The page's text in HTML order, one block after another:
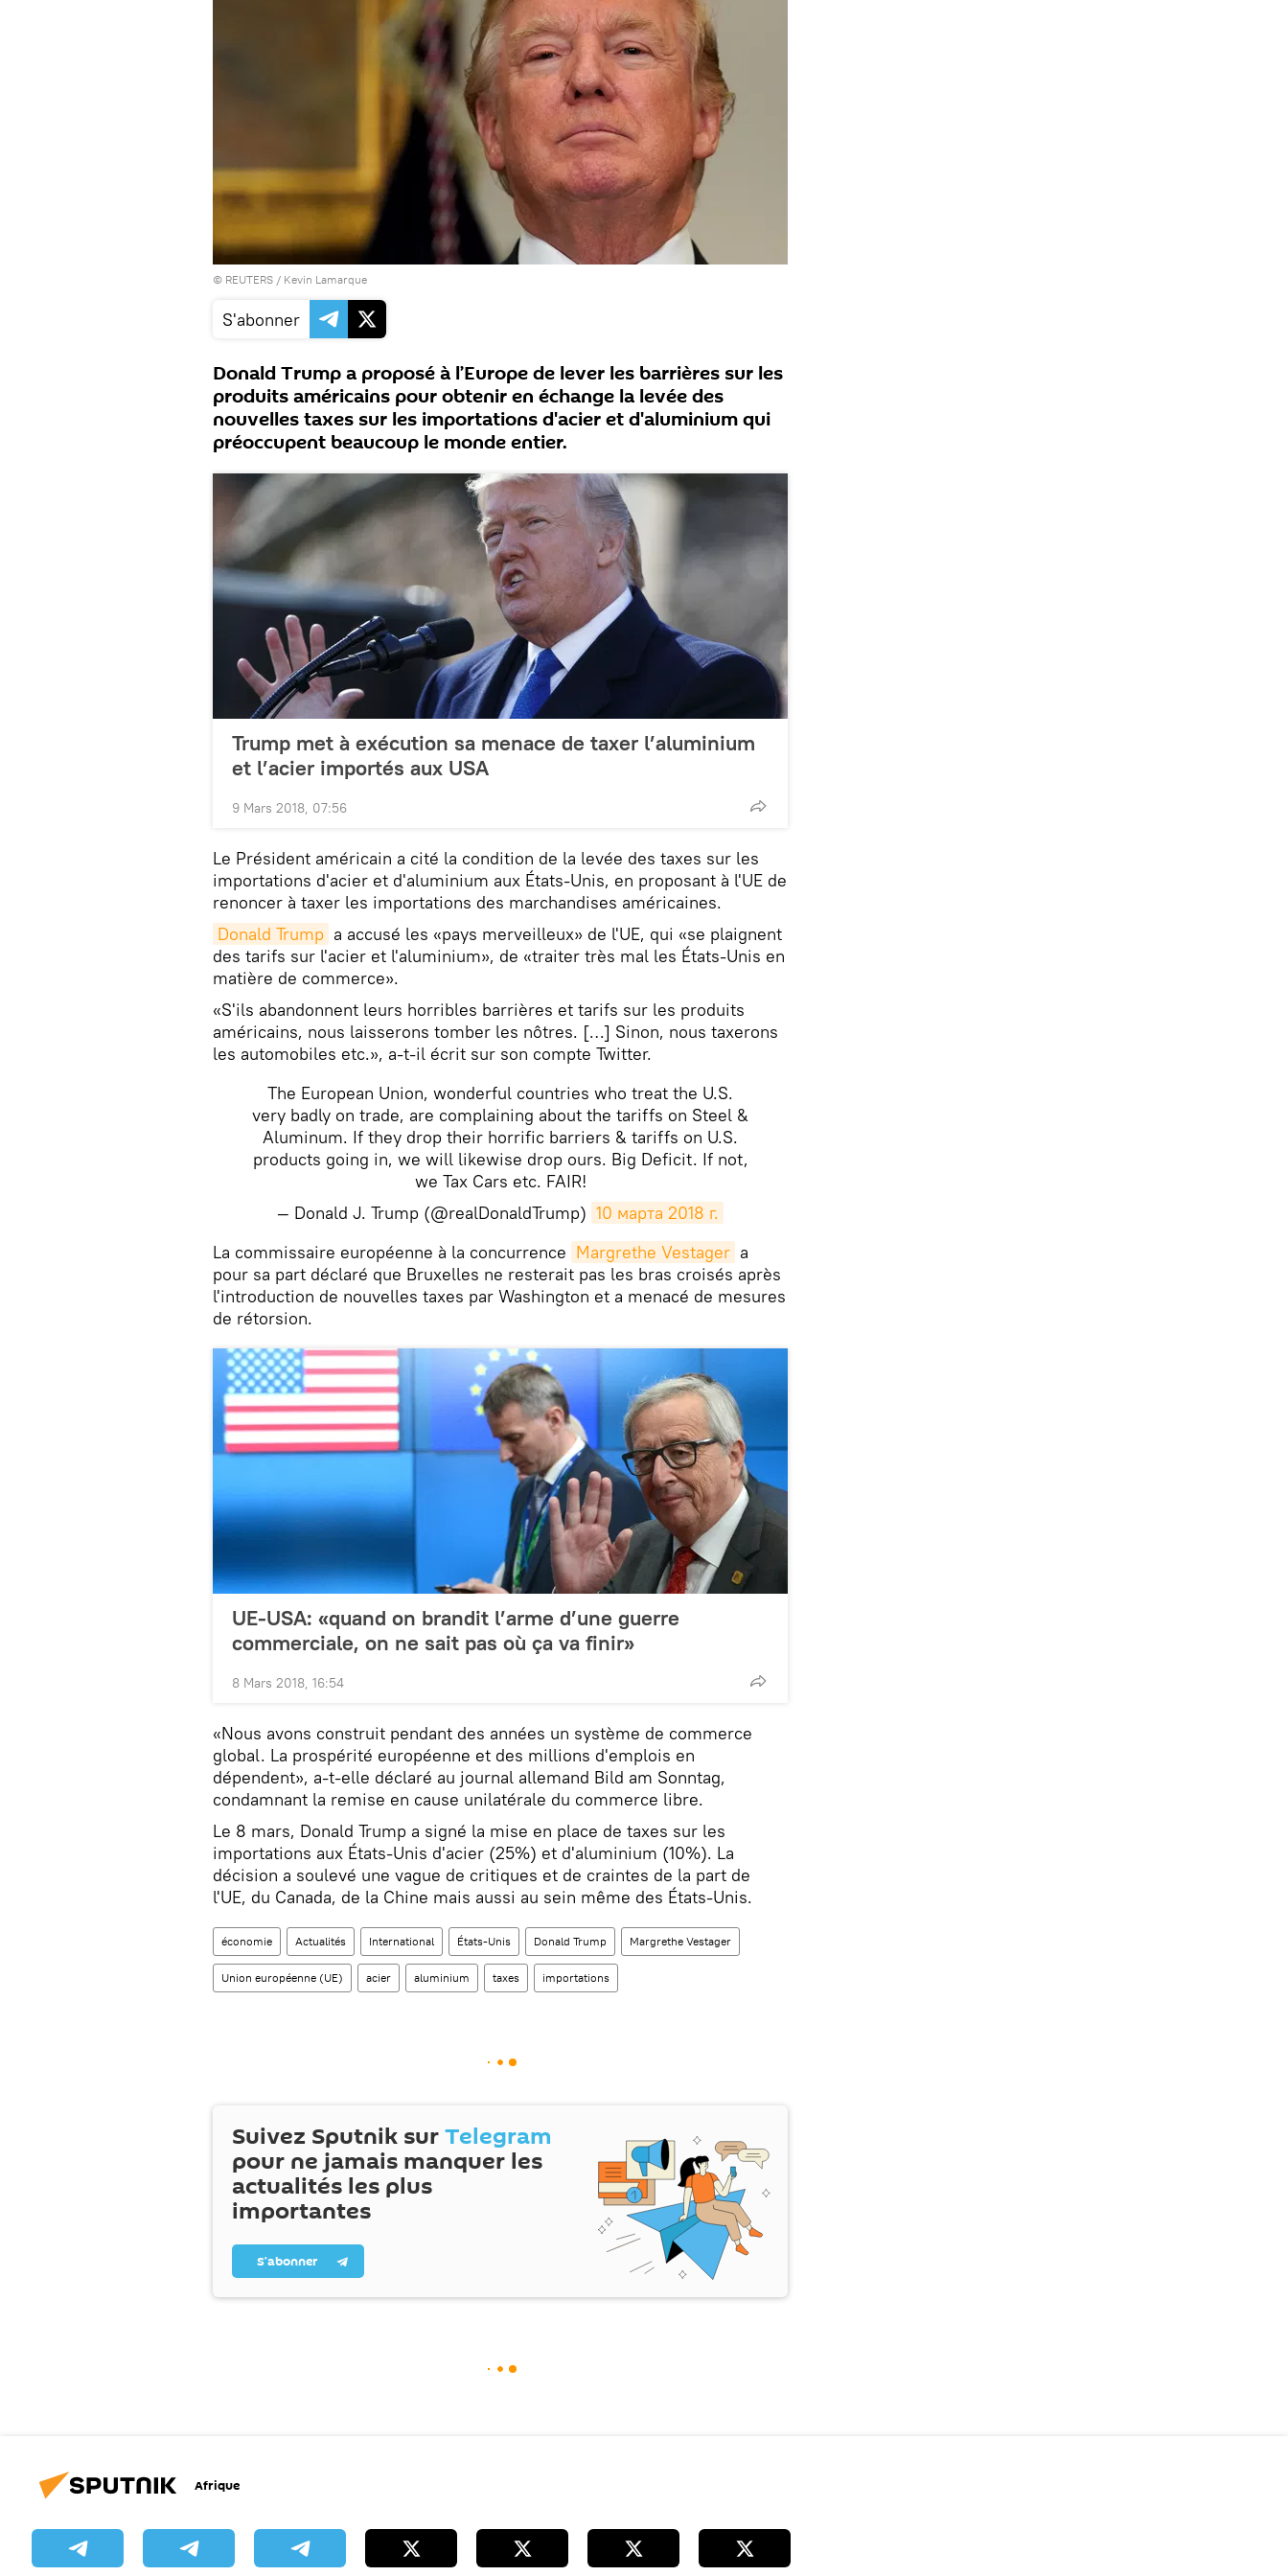
© REUTERS / Kevin Lamarque
S'abonner
Donald Trump a proposé à l’Europe de lever les barrières sur les
produits américains pour obtenir en échange la levée des
nouvelles taxes sur les importations d'acier et d'aluminium qui
préoccupent beaucoup le monde entier.
Trump met à exécution sa menace de taxer l’aluminium
et l’acier importés aux USA
9 Mars 2018, 07:56
Le Président américain a cité la condition de la levée des taxes sur les
importations d'acier et d'aluminium aux États-Unis, en proposant à l'UE de
renoncer à taxer les importations des marchandises américaines.
Donald Trump a accusé les «pays merveilleux» de l'UE, qui «se plaignent
des tarifs sur l'acier et l'aluminium», de «traiter très mal les États-Unis en
matière de commerce».
«S'ils abandonnent leurs horribles barrières et tarifs sur les produits
américains, nous laisserons tomber les nôtres. […] Sinon, nous taxerons
les automobiles etc.», a-t-il écrit sur son compte Twitter.
The European Union, wonderful countries who treat the U.S.
very badly on trade, are complaining about the tariffs on Steel &
Aluminum. If they drop their horrific barriers & tariffs on U.S.
products going in, we will likewise drop ours. Big Deficit. If not,
we Tax Cars etc. FAIR!
— Donald J. Trump (@realDonaldTrump) 10 марта 2018 г.
​La commissaire européenne à la concurrence Margrethe Vestager a
pour sa part déclaré que Bruxelles ne resterait pas les bras croisés après
l'introduction de nouvelles taxes par Washington et a menacé de mesures
de rétorsion.
UE-USA: «quand on brandit l’arme d’une guerre
commerciale, on ne sait pas où ça va finir»
8 Mars 2018, 16:54
«Nous avons construit pendant des années un système de commerce
global. La prospérité européenne et des millions d'emplois en
dépendent», a-t-elle déclaré au journal allemand Bild am Sonntag,
condamnant la remise en cause unilatérale du commerce libre.
Le 8 mars, Donald Trump a signé la mise en place de taxes sur les
importations aux États-Unis d'acier (25%) et d'aluminium (10%). La
décision a soulevé une vague de critiques et de craintes de la part de
l'UE, du Canada, de la Chine mais aussi au sein même des États-Unis.
économie Actualités International États-Unis Donald Trump Margrethe Vestager
Union européenne (UE) acier aluminium taxes importations
Suivez Sputnik surTelegram
pour ne jamais manquer les
actualités les plus
importantes
S’abonner
Afrique